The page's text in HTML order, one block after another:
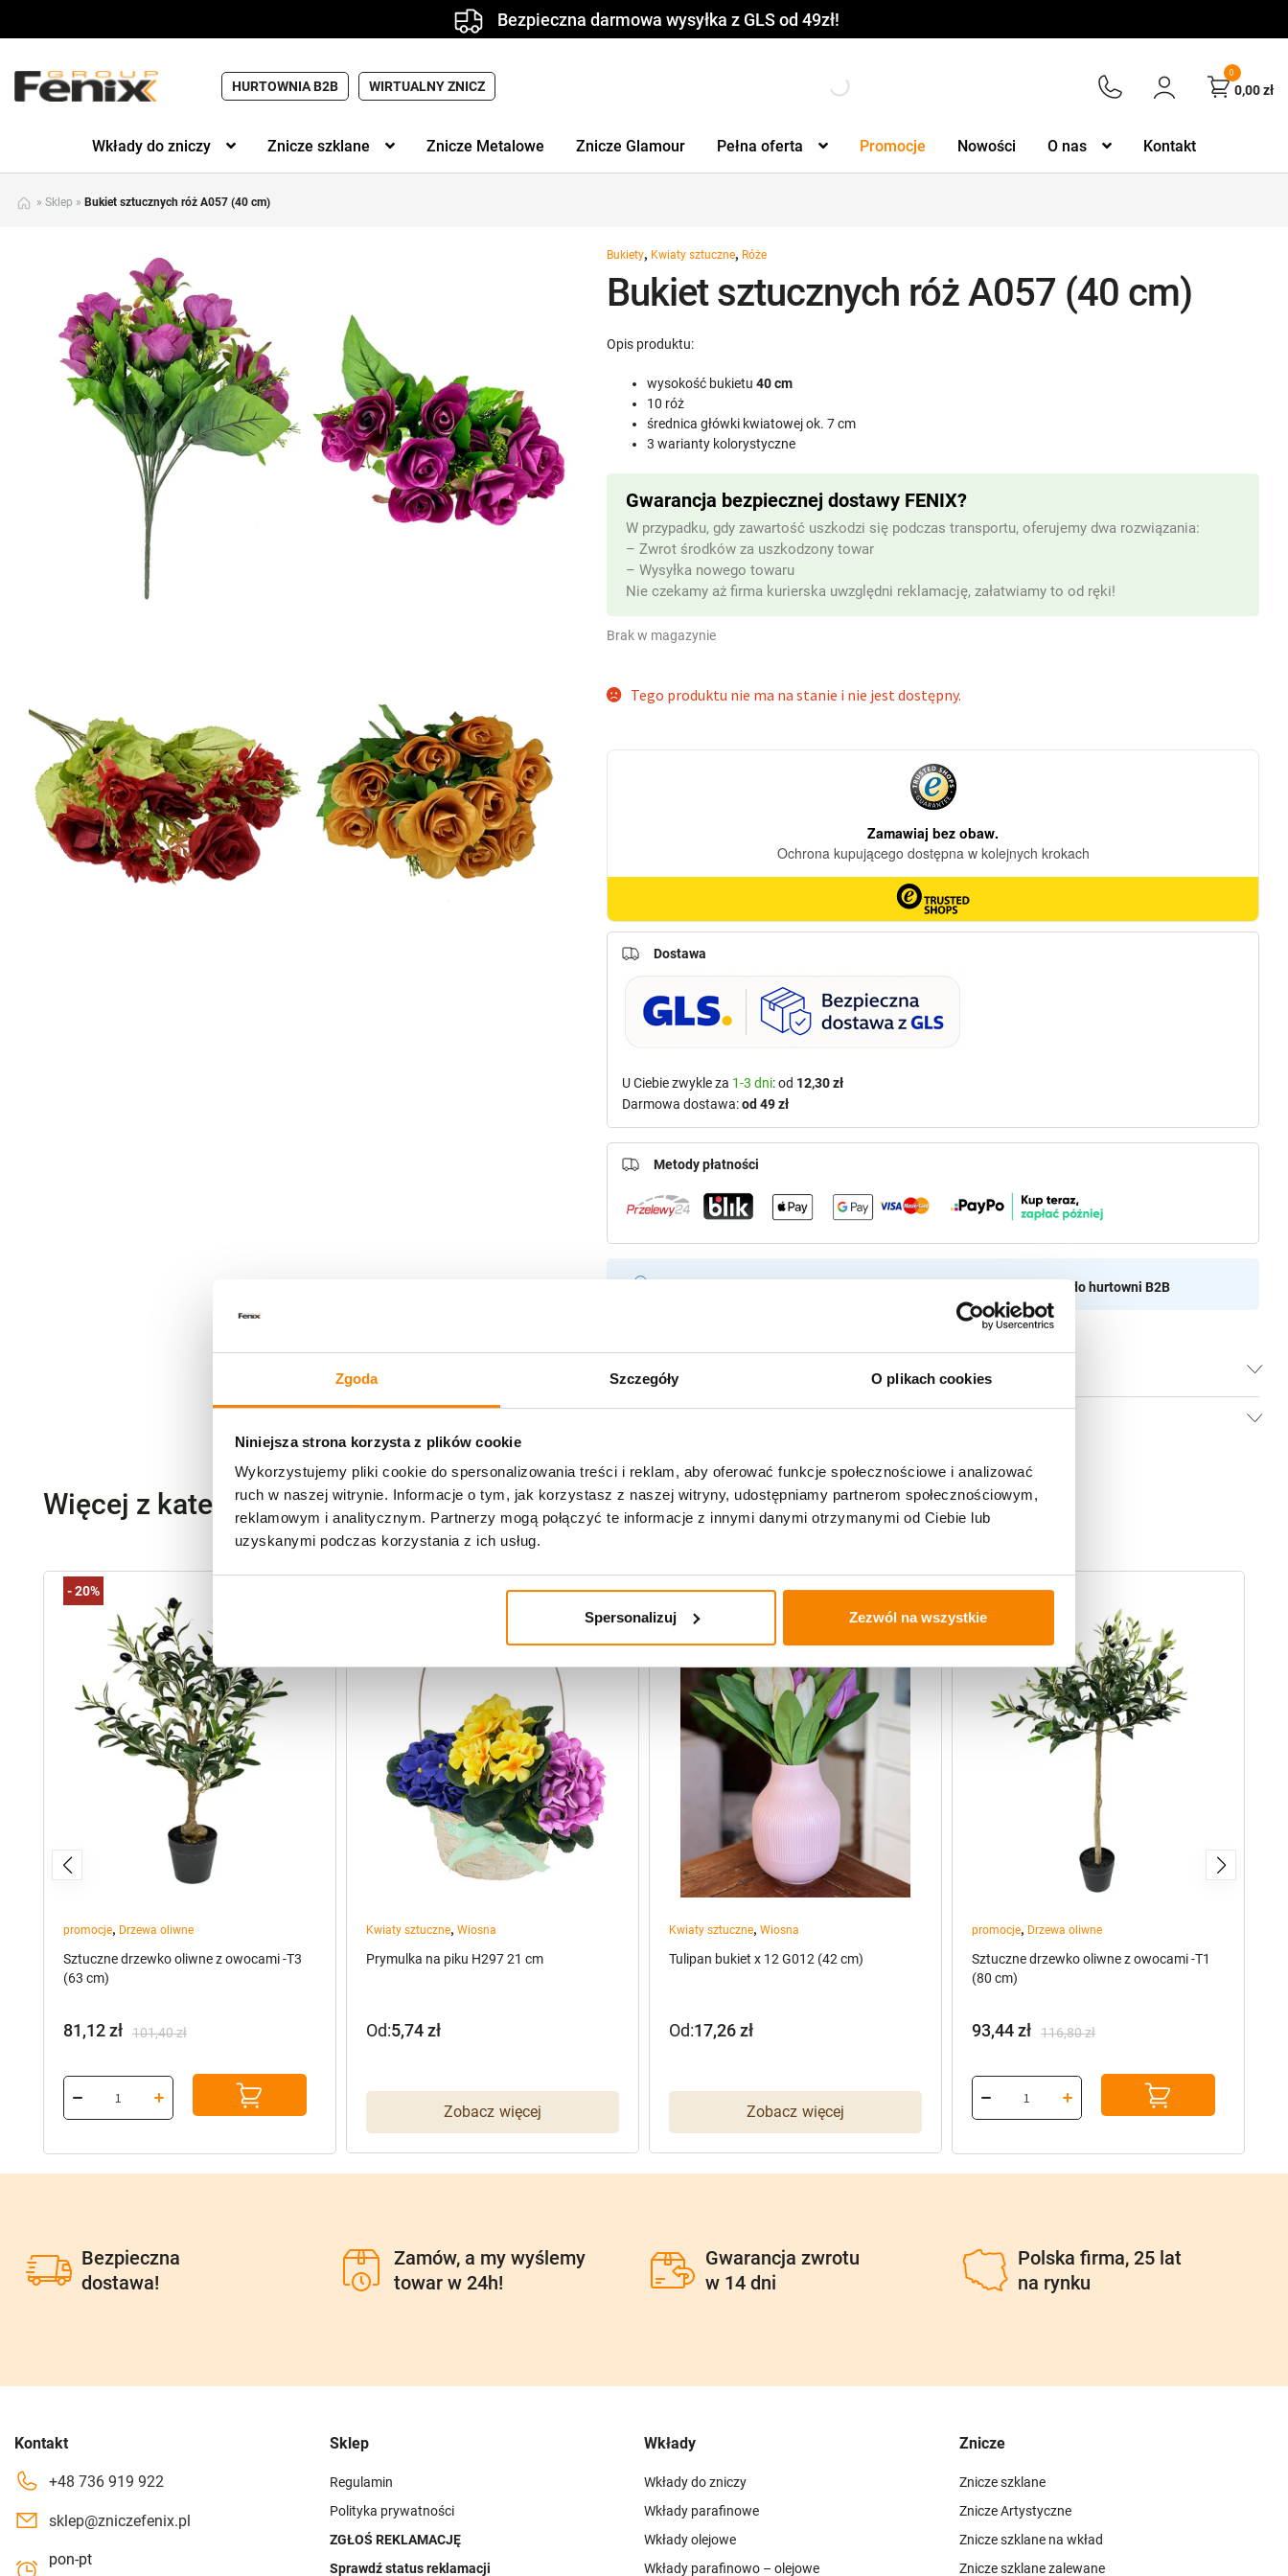
Zgoda Szczegóły O plikach cookies
Niniejsza strona korzysta z plików cookie
Wykorzystujemy pliki cookie do spersonalizowania treści i reklam, aby oferować funkcje społecznościowe i analizować
ruch w naszej witrynie. Informacje o tym, jak korzystasz z naszej witryny, udostępniamy partnerom społecznościowym,
reklamowym i analitycznym. Partnerzy mogą połączyć te informacje z innymi danymi otrzymanymi od Ciebie lub
uzyskanymi podczas korzystania z ich usług.
Spersonalizuj Zezwól na wszystkie
Bezpieczna darmowa wysyłka z GLS od 49zł!
HURTOWNIA B2B WIRTUALNY ZNICZ
0
0,00zł
Wkłady do zniczy Znicze szklane Znicze Metalowe Znicze Glamour Pełna oferta Promocje Nowości O nas Kontakt
» Sklep » Bukiet sztucznych róż A057 (40 cm)
Bukiety, Kwiaty sztuczne, Róże
Bukiet sztucznych róż A057 (40 cm)
Opis produktu:
wysokość bukietu40 cm
10 róż
średnica główki kwiatowej ok. 7 cm
3 warianty kolorystyczne
Brak w magazynie
Gwarancja bezpiecznej dostawy FENIX?
W przypadku, gdy zawartość uszkodzi się podczas transportu, oferujemy dwa rozwiązania:
– Zwrot środków za uszkodzony towar
– Wysyłka nowego towaru
Nie czekamy aż firma kurierska uwzględni reklamację, załatwiamy to od ręki!
Przejdź do hurtowni B2B
Dostawa
U Ciebie zwykle za 1-3 dni: od 12,30 zł
Darmowa dostawa:od 49 zł
Metody płatności
Specyfikacja
Tego produktu nie ma na stanie i nie jest dostępny.
Więcej z kategorii Kwiaty sztuczne
promocje, Drzewa oliwne
Sztuczne drzewko oliwne z owocami -T3
(63 cm)
-20%
101,40zł
cena
wynosiła:
101,40 zł.
81,12zł
cena
wynosi:
81,12 zł.
Kwiaty sztuczne, Wiosna
Prymulka na piku H297 21 cm
Zobacz więcej
Od:5,74zł
Kwiaty sztuczne, Wiosna
Tulipan bukiet x 12 G012 (42 cm)
Zobacz więcej
Od:17,26zł
promocje, Drzewa oliwne
Sztuczne drzewko oliwne z owocami -T1
(80 cm)
-20%
116,80zł
cena
wynosiła:
116,80 zł.
93,44zł
cena
wynosi:
93,44 zł.
Bezpieczna
dostawa!
Zamów, a my wyślemy
towar w 24h!
Gwarancja zwrotu
w 14 dni
Polska firma, 25 lat
na rynku
Kontakt
+48 736 919 922
sklep@zniczefenix.pl
pon-pt
Sklep
Regulamin
Polityka prywatności
ZGŁOŚ REKLAMACJĘ
Sprawdź status reklamacji
Wkłady
Wkłady do zniczy
Wkłady parafinowe
Wkłady olejowe
Wkłady parafinowo – olejowe
Znicze
Znicze szklane
Znicze Artystyczne
Znicze szklane na wkład
Znicze szklane zalewane